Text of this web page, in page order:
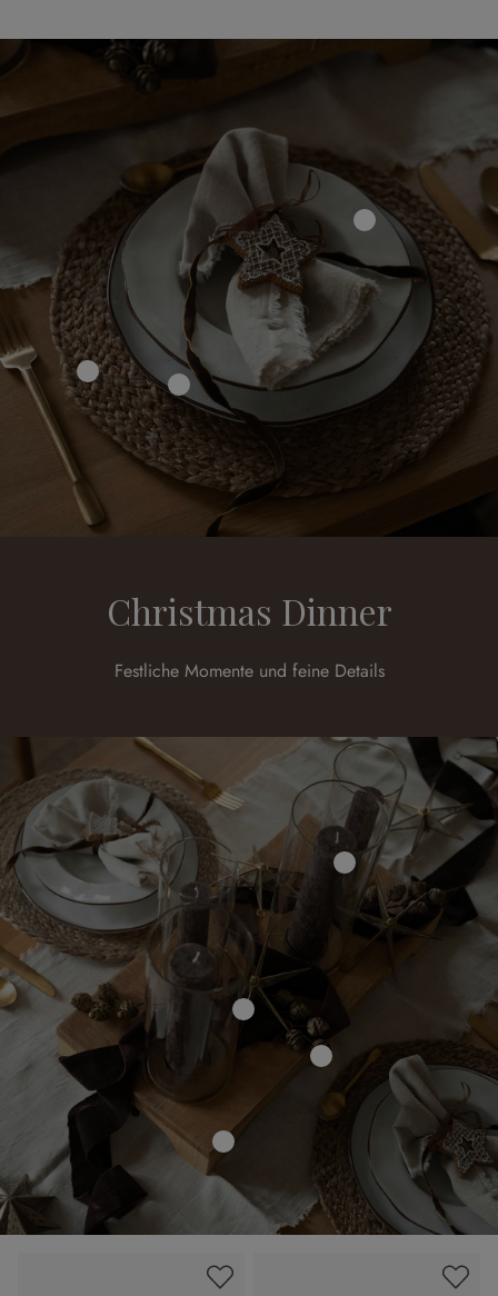
Christmas Dinner
Festliche Momente und feine Details